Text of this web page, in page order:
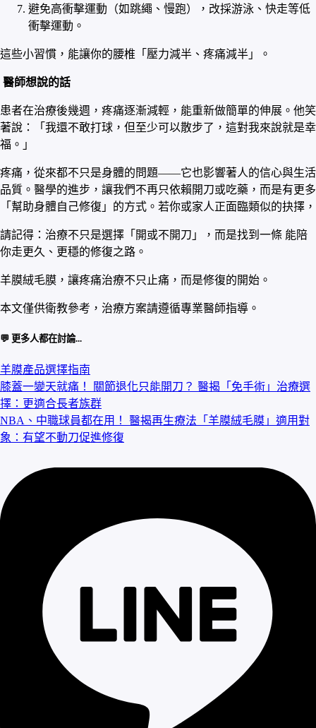
避免高衝擊運動（如跳繩、慢跑），改採游泳、快走等低
衝擊運動。
這些小習慣，能讓你的腰椎「壓力減半、疼痛減半」。
醫師想說的話
患者在治療後幾週，疼痛逐漸減輕，能重新做簡單的伸展。他笑
著說：「我還不敢打球，但至少可以散步了，這對我來說就是幸
福。」
疼痛，從來都不只是身體的問題——它也影響著人的信心與生活
品質。醫學的進步，讓我們不再只依賴開刀或吃藥，而是有更多
「幫助身體自己修復」的方式。若你或家人正面臨類似的抉擇，
請記得：治療不只是選擇「開或不開刀」，而是找到一條 能陪
你走更久、更穩的修復之路。
羊膜絨毛膜，讓疼痛治療不只止痛，而是修復的開始。
本文僅供衛教參考，治療方案請遵循專業醫師指導。
💬 更多人都在討論...
羊膜產品選擇指南
膝蓋一變天就痛！ 關節退化只能開刀？ 醫揭「免手術」治療選
擇：更適合長者族群
NBA、中職球員都在用！ 醫揭再生療法「羊膜絨毛膜」適用對
象：有望不動刀促進修復